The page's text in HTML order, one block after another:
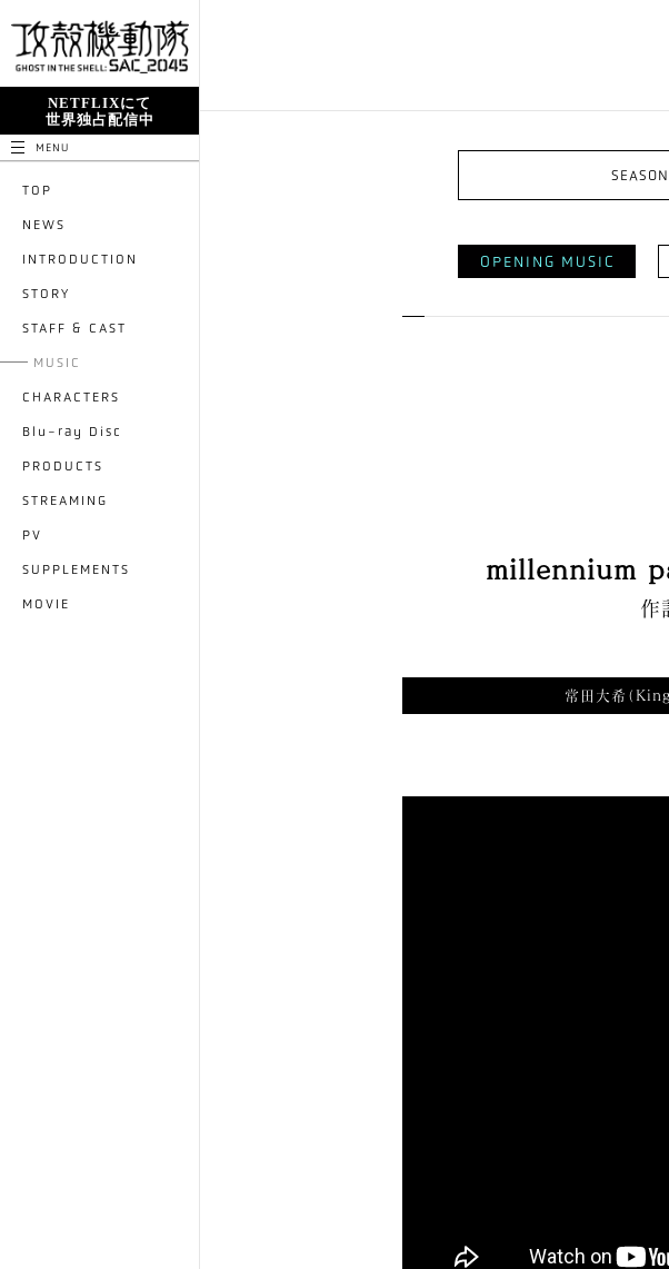
NETFLIXにて
世界独占配信中
MENU
TOP
NEWS
INTRODUCTION
STORY
STAFF & CAST
MUSIC
CHARACTERS
Blu-ray Disc
PRODUCTS
STREAMING
PV
SUPPLEMENTS
MOVIE
OPENING MUSIC
millennium
作
常田大希（